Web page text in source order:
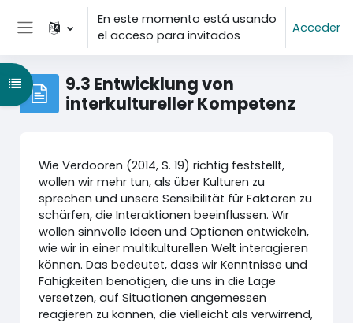
Salta al contenido principal
Panel lateral
En este momento está usando
el acceso para invitados
Acceder
9.3 Entwicklung von
interkultureller Kompetenz
Abrir índice del curso
Wie Verdooren (2014, S. 19) richtig feststellt,
wollen wir mehr tun, als über Kulturen zu
sprechen und unsere Sensibilität für Faktoren zu
schärfen, die Interaktionen beeinflussen. Wir
wollen sinnvolle Ideen und Optionen entwickeln,
wie wir in einer multikulturellen Welt interagieren
können. Das bedeutet, dass wir Kenntnisse und
Fähigkeiten benötigen, die uns in die Lage
versetzen, auf Situationen angemessen
reagieren zu können, die vielleicht als verwirrend,